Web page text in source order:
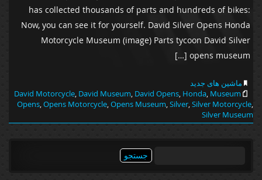
has collected thousands of parts and hundreds of bikes:
Now, you can see it for yourself. David Silver Opens Honda
Motorcycle Museum (image) Parts tycoon David Silver
opens museum […]
ماشین های جدید
David Motorcycle,David Museum,David Opens,Honda,Museum
Opens,Opens Motorcycle,Opens Museum,Silver,Silver Motorcycle
Silver Museum